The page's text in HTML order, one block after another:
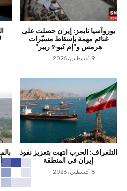
يوروآسيا تايمز: إيران حصلت على
غنائم مهمة بإسقاط مسيّرات
هرمس و”إم كيو-9 ريبر”
9 أغسطس، 2026
التلغراف: الحرب انتهت بتعزيز نفوذ
إيران في المنطقة
8 أغسطس، 2026